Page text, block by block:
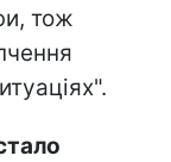
тож